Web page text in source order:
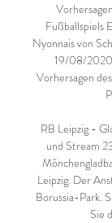
Fußballspiels
Nyonnais von
19/08/
Vorhersagen
RB Leipzig -
und Stream
Leipzig. Der
Borussia-Park.
Sie